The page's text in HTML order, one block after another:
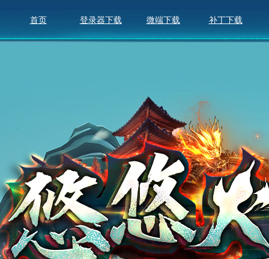
首页 登录器下载 微端下载 补丁下载